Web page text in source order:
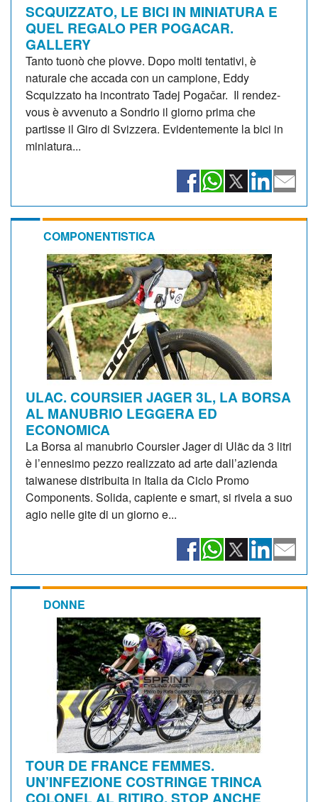
SCQUIZZATO, LE BICI IN MINIATURA E
QUEL REGALO PER POGACAR.
GALLERY
Tanto tuonò che piovve. Dopo molti tentativi, è
naturale che accada con un campione, Eddy
Scquizzato ha incontrato Tadej Pogačar. Il rendez-
vous è avvenuto a Sondrio il giorno prima che
partisse il Giro di Svizzera. Evidentemente la bici in
miniatura...
COMPONENTISTICA
ULAC. COURSIER JAGER 3L, LA BORSA
AL MANUBRIO LEGGERA ED
ECONOMICA
La Borsa al manubrio Coursier Jager di Uläc da 3 litri
è l’ennesimo pezzo realizzato ad arte dall’azienda
taiwanese distribuita in Italia da Ciclo Promo
Components. Solida, capiente e smart, si rivela a suo
agio nelle gite di un giorno e...
DONNE
TOUR DE FRANCE FEMMES.
UN’INFEZIONE COSTRINGE TRINCA
COLONEL AL RITIRO. STOP ANCHE